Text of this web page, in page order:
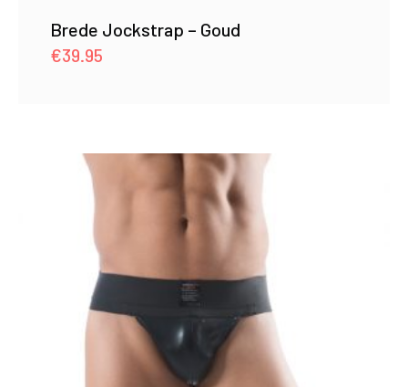
Brede Jockstrap – Goud
€39.95